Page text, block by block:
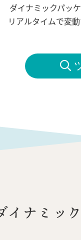
ダイナミックパッ
リアルタイムで変

イナミッ